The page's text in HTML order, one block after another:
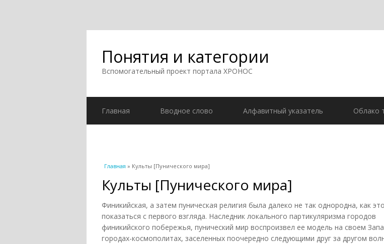
Понятия и категории
Вспомогательный проект портала ХРОНОС
Главная Вводное слово Алфавитный указатель Облако
Вы здесь
Главная » Культы [Пунического мира]
Культы [Пунического мира]
Финикийская, а затем пуническая религия была далеко не так однородна, как
показаться с первого взгляда. Наследник локального партикуляризма городов
финикийского побережья, пунический мир воспроизвел ее модель на своем
городах-космополитах, заселенных поочередно следующими друг за другом